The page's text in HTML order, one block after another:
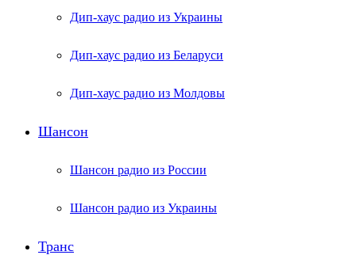
Дип-хаус радио из Украины
Дип-хаус радио из Беларуси
Дип-хаус радио из Молдовы
Шансон
Шансон радио из России
Шансон радио из Украины
Транс